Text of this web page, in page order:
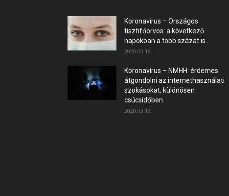
Koronavírus – Országos
tisztifőorvos: a következő
napokban a több százat is...
2020.03.18.
Koronavírus – NMHH: érdemes
átgondolni az internethasználati
szokásokat, különösen
csúcsidőben
2020.03.18.